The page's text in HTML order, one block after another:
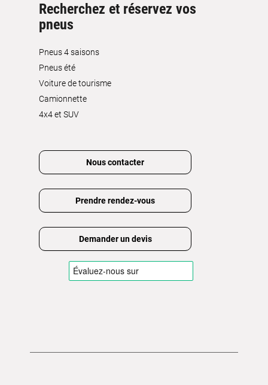
Recherchez et réservez vos
pneus
Pneus 4 saisons
Pneus été
Voiture de tourisme
Camionnette
4x4 et SUV
Nous contacter
Prendre rendez-vous
Demander un devis